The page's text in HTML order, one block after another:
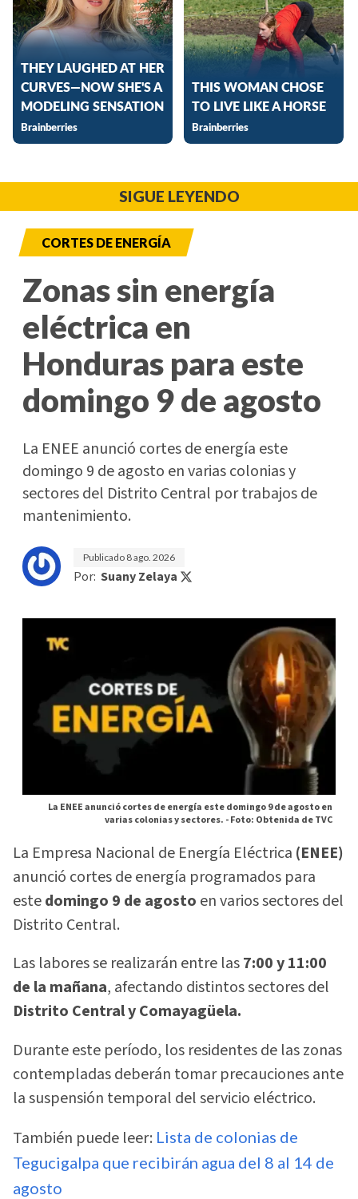
SIGUE LEYENDO
CORTES DE ENERGÍA
Zonas sin energía
eléctrica en
Honduras para este
domingo 9 de agosto
La ENEE anunció cortes de energía este
domingo 9 de agosto en varias colonias y
sectores del Distrito Central por trabajos de
mantenimiento.
Publicado 8 ago. 2026
Por: Suany Zelaya
La ENEE anunció cortes de energía este domingo 9 de agosto en
varias colonias y sectores. -Foto: Obtenida de TVC
La Empresa Nacional de Energía Eléctrica (ENEE)
anunció cortes de energía programados para
estedomingo 9 de agosto en varios sectores del
Distrito Central.
Las labores se realizarán entre las7:00 y 11:00
de la mañana, afectando distintos sectores del
Distrito Central y Comayagüela.
Durante este período, los residentes de las zonas
contempladas deberán tomar precauciones ante
la suspensión temporal del servicio eléctrico.
También puede leer: Lista de colonias de
Tegucigalpa que recibirán agua del 8 al 14 de
agosto